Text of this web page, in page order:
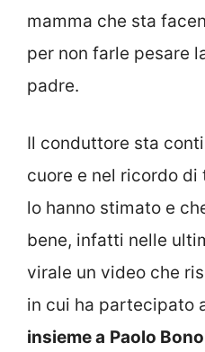
mamma che sta
per non farle pesare
padre.
Il conduttore sta
cuore e nel ricordo
lo hanno stimato e
bene, infatti nelle
virale un video che
in cui ha partecipato
insieme a Paolo